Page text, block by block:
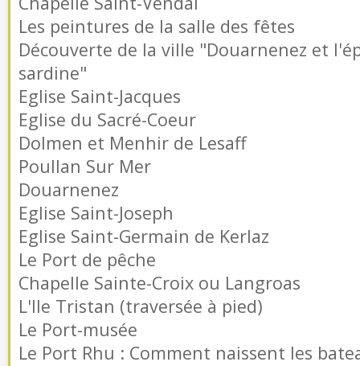
Les peintures de la salle des fêtes
Découverte de la ville "Douarnenez et
sardine"
Eglise Saint-Jacques
Eglise du Sacré-Coeur
Dolmen et Menhir de Lesaff
Poullan Sur Mer
Douarnenez
Eglise Saint-Joseph
Eglise Saint-Germain de Kerlaz
Le Port de pêche
Chapelle Sainte-Croix ou Langroas
L'Ile Tristan (traversée à pied)
Le Port-musée
Le Port Rhu : Comment naissent les